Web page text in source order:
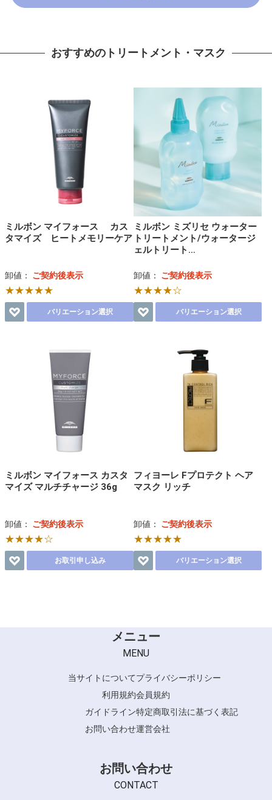
おすすめのトリートメント・マスク
ミルボン マイフォース カス
タマイズ ヒートメモリーケア
卸値： ご契約後表示
★★★★★
バリエーション選択
ミルボン ミズリセ ウォーター
トリートメント/ウォータージ
ェルトリート…
卸値： ご契約後表示
★★★★☆
バリエーション選択
ミルボン マイフォース カスタ
マイズ マルチチャージ 36g
卸値： ご契約後表示
★★★★☆
お取引申し込み
フィヨーレ Fプロテクト ヘア
マスク リッチ
卸値： ご契約後表示
★★★★★
バリエーション選択
メニュー
MENU
当サイトについてプライバシーポリシー
利用規約会員規約
ガイドライン特定商取引法に基づく表記
お問い合わせ運営会社
お問い合わせ
CONTACT